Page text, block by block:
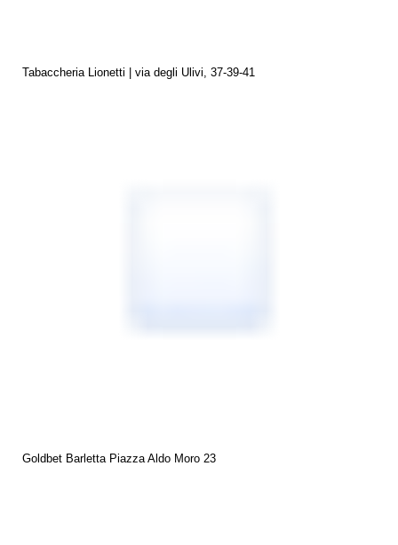
Tabaccheria Lionetti | via degli Ulivi, 37-39-41
Goldbet Barletta Piazza Aldo Moro 23